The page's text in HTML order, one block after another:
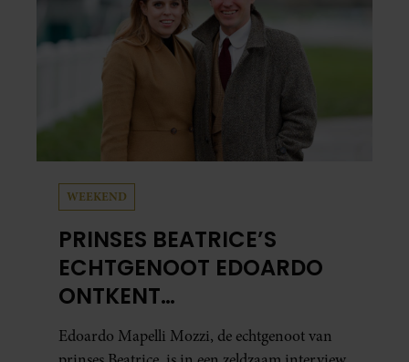
WEEKEND
PRINSES BEATRICE’S
ECHTGENOOT EDOARDO
ONTKENT
HUWELIJKSPROBLEMEN
Edoardo Mapelli Mozzi, de echtgenoot van